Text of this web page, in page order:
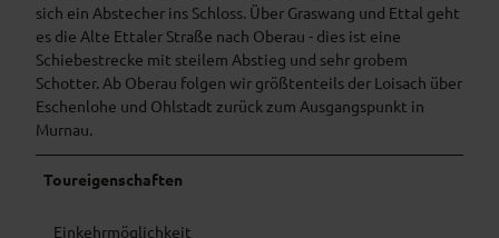
sich ein Abstecher ins Schloss. Über Graswang und Ettal geht
es die Alte Ettaler Straße nach Oberau - dies ist eine
Schiebestrecke mit steilem Abstieg und sehr grobem
Schotter. Ab Oberau folgen wir größtenteils der Loisach über
Eschenlohe und Ohlstadt zurück zum Ausgangspunkt in
Murnau.
Toureigenschaften
Einkehrmöglichkeit